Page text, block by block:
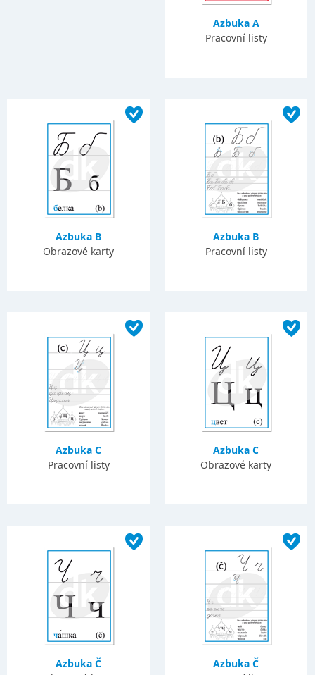
Azbuka A
Pracovní listy
Azbuka B
Obrazové karty
Azbuka B
Pracovní listy
Azbuka C
Pracovní listy
Azbuka C
Obrazové karty
Azbuka Č
Azbuka Č